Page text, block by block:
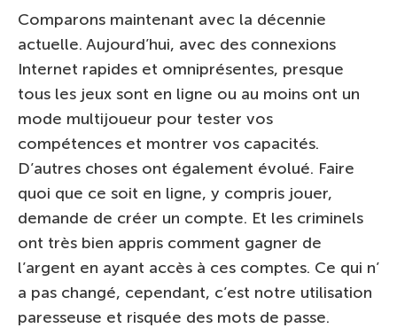
Comparons maintenant avec la décennie
actuelle. Aujourd’hui, avec des connexions
Internet rapides et omniprésentes, presque
tous les jeux sont en ligne ou au moins ont un
mode multijoueur pour tester vos
compétences et montrer vos capacités.
D’autres choses ont également évolué. Faire
quoi que ce soit en ligne, y compris jouer,
demande de créer un compte. Et les criminels
ont très bien appris comment gagner de
l’argent en ayant accès à ces comptes. Ce qui n’
a pas changé, cependant, c’est notre utilisation
paresseuse et risquée des mots de passe.